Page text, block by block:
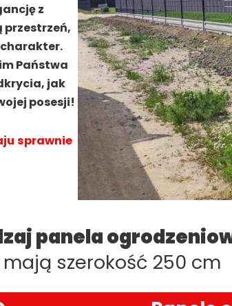
z
przestrzeń,
Państwa
jak
posesji!
sprawnie
panela
szerokość 250 cm